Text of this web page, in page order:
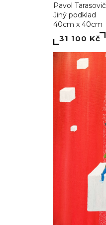
Pavol Tarasovič
Jiný podklad
40cm x 40cm
31 100 Kč